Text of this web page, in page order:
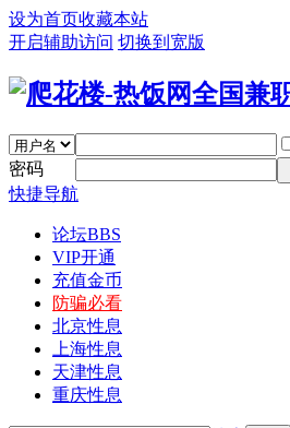
设为首页收藏本站
开启辅助访问 切换到宽版
密码
快捷导航
论坛BBS
VIP开通
充值金币
防骗必看
北京性息
上海性息
天津性息
重庆性息